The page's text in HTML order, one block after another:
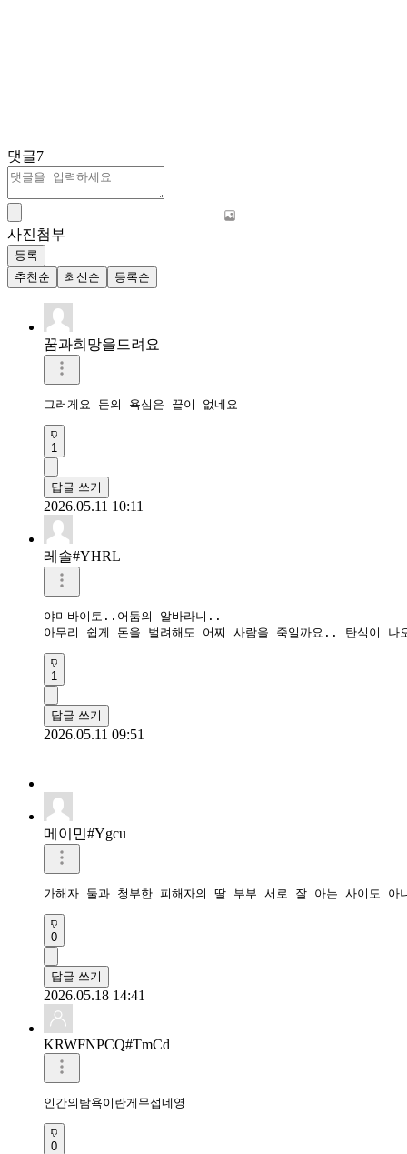
댓글7
사진첨부
등록
추천순
최신순 등록순
꿈과희망을드려요
그러게요 돈의 욕심은 끝이 없네요
1
답글 쓰기
2026.05.11 10:11
레솔#YHRL
야미바이토..어둠의 알바라니..
아무리 쉽게 돈을 벌려해도 어찌 사람을 죽일까요.. 탄식이 나
1
답글 쓰기
2026.05.11 09:51
메이민#Ygcu
가해자 둘과 청부한 피해자의 딸 부부 서로 잘 아는 사이도 아
0
답글 쓰기
2026.05.18 14:41
KRWFNPCQ#TmCd
인간의탐욕이란게무섭네영
0